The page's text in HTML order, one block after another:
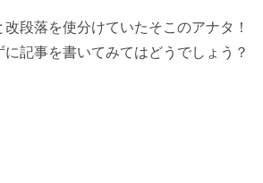
段落を使分けていたそこのアナタ！
記事を書いてみてはどうでしょう？